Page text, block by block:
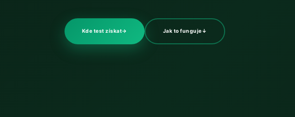
Kde test získat→ Jak to funguje↓